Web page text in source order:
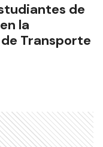
de
la
Transporte